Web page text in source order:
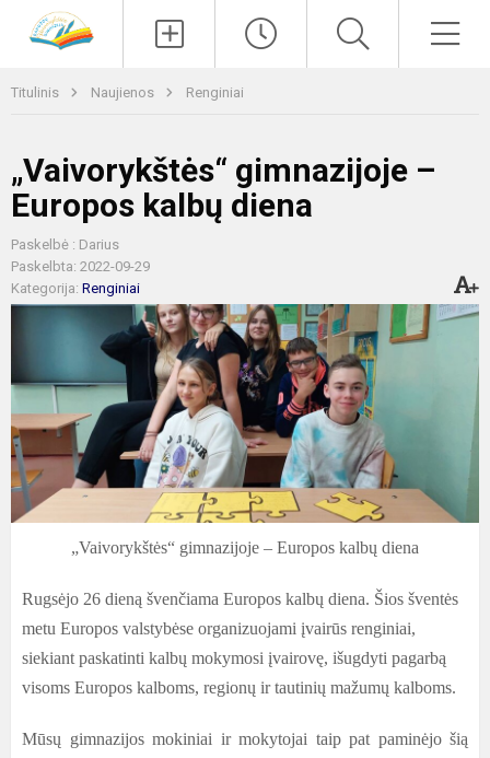
Titulinis Naujienos Renginiai
„Vaivorykštės“ gimnazijoje –
Europos kalbų diena
Paskelbė : Darius
Paskelbta: 2022-09-29
Kategorija: Renginiai
„Vaivorykštės“ gimnazijoje – Europos kalbų diena
Rugsėjo 26 dieną švenčiama Europos kalbų diena. Šios šventės
metu Europos valstybėse organizuojami įvairūs renginiai,
siekiant paskatinti kalbų mokymosi įvairovę, išugdyti pagarbą
visoms Europos kalboms, regionų ir tautinių mažumų kalboms.
Mūsų gimnazijos mokiniai ir mokytojai taip pat paminėjo šią